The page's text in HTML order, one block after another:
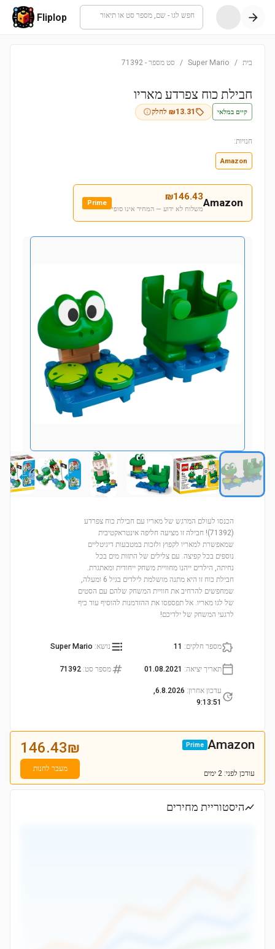
חפש לגו - שם, מספר סט או תיאור Fliplop
בית /
Super Mario
/ סט מספר -
71392
חבילת כוח צפרדע מאריו
קיים במלאי ₪13.31 לחלק
חנויות:
Amazon
Amazon
₪146.43
משלוח לא ידוע — המחיר אינו סופי
Prime
הכנסו לעולם המרגש של מאריו עם חבילת כוח צפרדע
(71392)! חבילה זו מציעה חליפה אינטראקטיבית
שמאפשרת למאריו לקפוץ ולזכות במטבעות דיגיטליים
נוספים בכל קפיצה. עם צלילים של התזות מים בכל
נחיתה, הילדים ייהנו מחוויית משחק ייחודית ומאתגרת.
חבילת כוח זו היא מתנה מושלמת לילדים בגיל 6 ומעלה,
שמחפשים להרחיב את חוויית המשחק שלהם עם הסטים
של לגו מאריו. אל תפספסו את ההזדמנות להוסיף עוד כיף
לרגעי המשחק של ילדיכם!
מספר חלקים:
11 נושא:
Super Mario
תאריך יציאה:
01.08.2021 מספר סט:
71392
עדכון אחרון:
6.8.2026,
9:13:51
Amazon
Prime
עודכן לפני: 2 ימים
146.43₪
מעבר לחנות
היסטוריית מחירים